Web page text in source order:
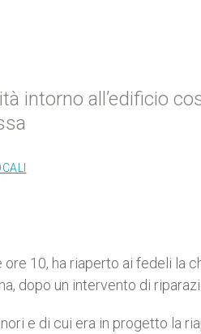
intorno all’edificio
10, ha riaperto ai fedeli la
dopo un intervento di
e di cui era in progetto la